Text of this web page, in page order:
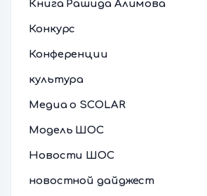
Книга Рашида Алимова
Конкурс
Конференции
культура
Медиа о SCOLAR
Модель ШОС
Новости ШОС
новостной дайджест